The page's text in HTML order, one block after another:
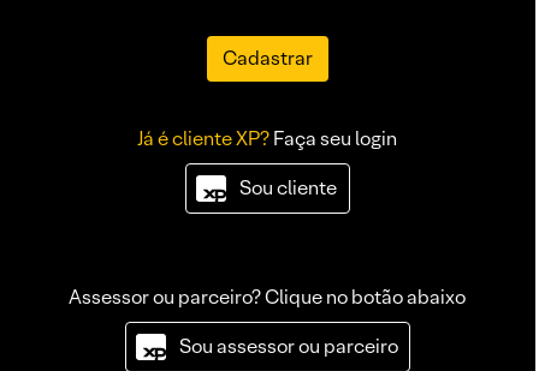
Cadastrar
Já é cliente XP?Faça seu login
Sou cliente
Assessor ou parceiro? Clique no botão abaixo
Sou assessor ou parceiro